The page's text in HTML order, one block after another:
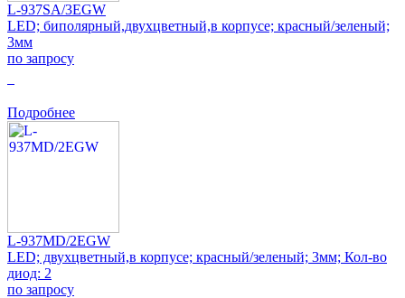
L-937SA/3EGW
LED; биполярный,двухцветный,в корпусе; красный/зеленый;
3мм
по запросу
Подробнее
L-937MD/2EGW
LED; двухцветный,в корпусе; красный/зеленый; 3мм; Кол-во
диод: 2
по запросу